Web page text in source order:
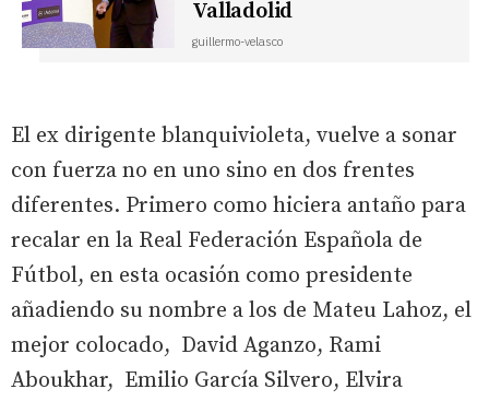
Valladolid
guillermo-velasco
El ex dirigente blanquivioleta, vuelve a sonar
con fuerza no en uno sino en dos frentes
diferentes. Primero como hiciera antaño para
recalar en la Real Federación Española de
Fútbol, en esta ocasión como presidente
añadiendo su nombre a los de Mateu Lahoz, el
mejor colocado, David Aganzo, Rami
Aboukhar, Emilio García Silvero, Elvira